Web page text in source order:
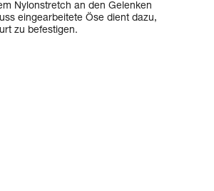
Nylonstretch an den Gelenken
eingearbeitete Öse dient dazu,
zu befestigen.